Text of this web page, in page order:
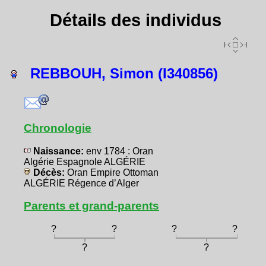
Détails des individus
REBBOUH, Simon (I340856)
Chronologie
Naissance: env 1784 : Oran
Algérie Espagnole ALGÉRIE
Décès: Oran Empire Ottoman
ALGÉRIE Régence d’Alger
Parents et grand-parents
? ? ?
?
?
?